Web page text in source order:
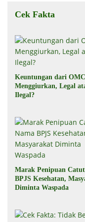
Cek Fakta
Keuntungan dari OMC
Menggiurkan, Legal
Ilegal?
Marak Penipuan
BPJS Kesehatan,
Diminta Waspada